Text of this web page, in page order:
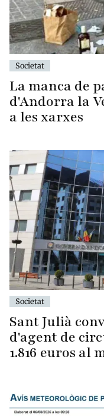
Societat
La manca de
d'Andorra la
a les xarxes
Societat
Sant Julià
d'agent de
1.816 euros al